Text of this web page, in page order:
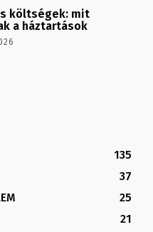
költségek: mit
a háztartások
135
37
25
21